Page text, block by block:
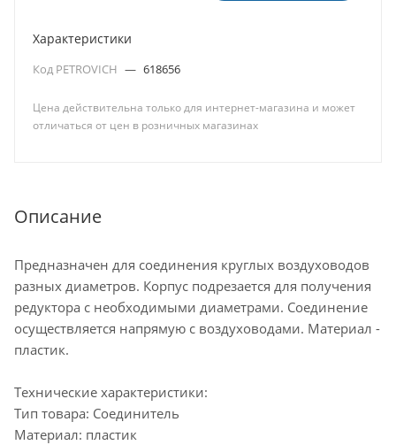
Характеристики
Код PETROVICH — 618656
Цена действительна только для интернет-магазина и может
отличаться от цен в розничных магазинах
Описание
Предназначен для соединения круглых воздуховодов
разных диаметров. Корпус подрезается для получения
редуктора с необходимыми диаметрами. Соединение
осуществляется напрямую с воздуховодами. Материал -
пластик.
Технические характеристики:
Тип товара: Соединитель
Материал: пластик